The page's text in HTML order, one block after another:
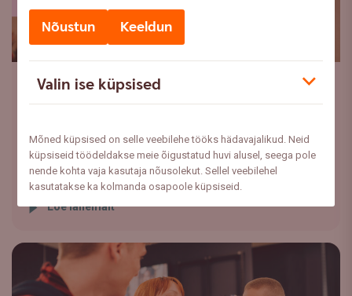
Nõustun Keeldun
Valin ise küpsised
Mõned küpsised on selle veebilehe tööks hädavajalikud. Neid
küpsiseid töödeldakse meie õigustatud huvi alusel, seega pole
nende kohta vaja kasutaja nõusolekut. Sellel veebilehel
kasutatakse ka kolmanda osapoole küpsiseid.
Investeerimine,Privaatpangandus
Strateegi veerg august 2026
Juuli kujunes finantsturgudel kuuks, kus investorite
tähelepanu liikus geopoliitilistelt riskidelt tagasi
majanduse ...
Loe lähemalt